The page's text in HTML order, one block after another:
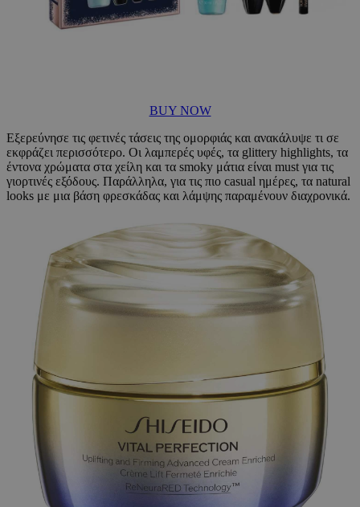
BUY NOW
Εξερεύνησε τις φετινές τάσεις της ομορφιάς και ανακάλυψε τι σε
εκφράζει περισσότερο. Οι λαμπερές υφές, τα glittery highlights, τα
έντονα χρώματα στα χείλη και τα smoky μάτια είναι must για τις
γιορτινές εξόδους. Παράλληλα, για τις πιο casual ημέρες, τα natural
looks με μια βάση φρεσκάδας και λάμψης παραμένουν διαχρονικά.